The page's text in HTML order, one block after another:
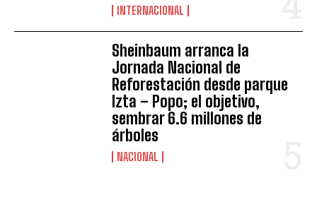
INTERNACIONAL
Sheinbaum arranca la
Jornada Nacional de
Reforestación desde parque
Izta – Popo; el objetivo,
sembrar 6.6 millones de
árboles
NACIONAL